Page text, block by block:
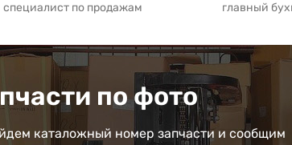
специалист по продажам главный
по фото
каталожный номер запчасти и сообщим